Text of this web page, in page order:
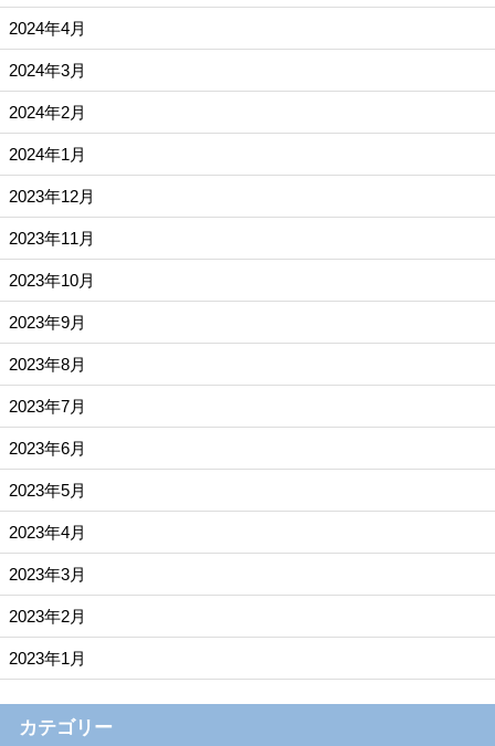
2024年4月
2024年3月
2024年2月
2024年1月
2023年12月
2023年11月
2023年10月
2023年9月
2023年8月
2023年7月
2023年6月
2023年5月
2023年4月
2023年3月
2023年2月
2023年1月
カテゴリー